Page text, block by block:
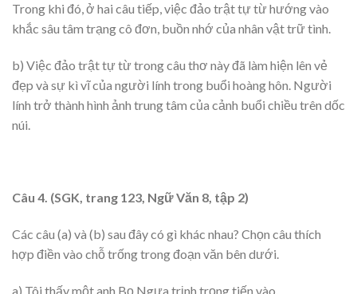
Trong khi đó, ở hai câu tiếp, việc đảo trật tự từ hướng vào
khắc sâu tâm trạng cô đơn, buồn nhớ của nhân vật trữ tình.
b) Việc đảo trật tự từ trong câu thơ này đã làm hiện lên vẻ
đẹp và sự kì vĩ của người lính trong buổi hoàng hôn. Người
lính trở thành hình ảnh trung tâm của cảnh buổi chiều trên dốc
núi.
Câu 4. (SGK, trang 123, Ngữ Văn 8, tập 2)
Các câu (a) và (b) sau đây có gì khác nhau? Chọn câu thích
hợp điền vào chỗ trống trong đoạn văn bên dưới.
a) Tôi thấy một anh Bọ Ngựa trịnh trọng tiến vào.